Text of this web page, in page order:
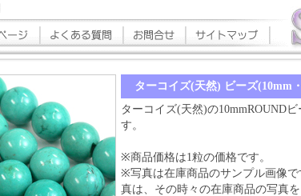
ターコイズ(天然) ビーズ(10mm
ターコイズ(天然)の10mmROUND
す。
※商品価格は1粒の価格です。
※写真は在庫商品のサンプル画像で
真は、その時々の在庫商品の写真